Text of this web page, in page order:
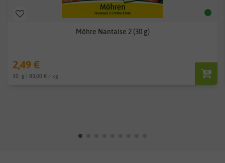
Möhre Nantaise 2 (30 g)
2,49 €
30 g | 83,00 € / kg